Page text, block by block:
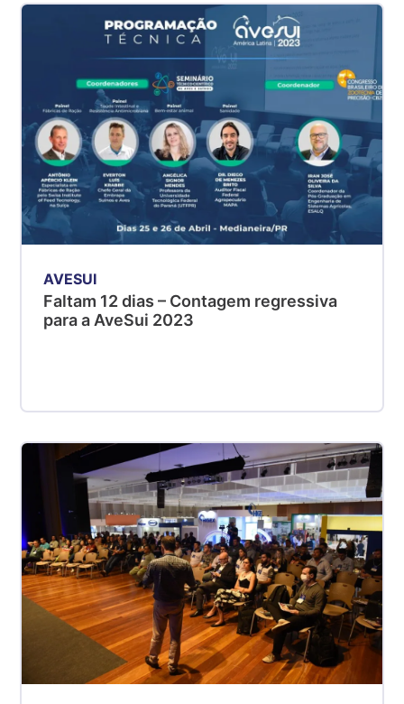
AVESUI
Faltam 12 dias – Contagem regressiva
para a AveSui 2023